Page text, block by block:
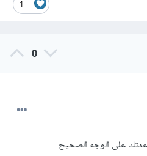
1
0
على الوجه الصحيح